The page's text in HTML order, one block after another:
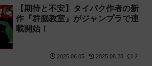
【期待と不安】タイパク作者の新
作『群脳教室』がジャンプラで連
載開始！
2025.06.05 2025.08.28 2